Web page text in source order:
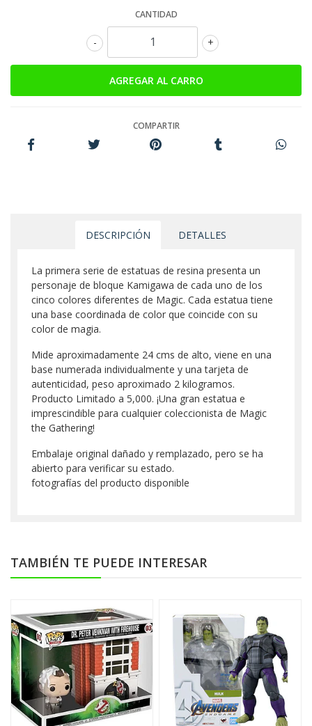
CANTIDAD
+
-
COMPARTIR
DESCRIPCIÓN DETALLES
La primera serie de estatuas de resina presenta un
personaje de bloque Kamigawa de cada uno de los
cinco colores diferentes de Magic. Cada estatua tiene
una base coordinada de color que coincide con su
color de magia.
Mide aproximadamente 24 cms de alto, viene en una
base numerada individualmente y una tarjeta de
autenticidad, peso aproximado 2 kilogramos.
Producto Limitado a 5,000. ¡Una gran estatua e
imprescindible para cualquier coleccionista de Magic
the Gathering!
Embalaje original dañado y remplazado, pero se ha
abierto para verificar su estado.
fotografías del producto disponible
TAMBIÉN TE PUEDE INTERESAR